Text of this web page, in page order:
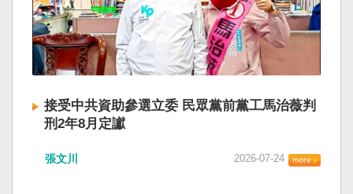
接受中共資助參選立委 民眾黨前黨工馬治薇判
刑2年8月定讞
張文川 2026-07-24